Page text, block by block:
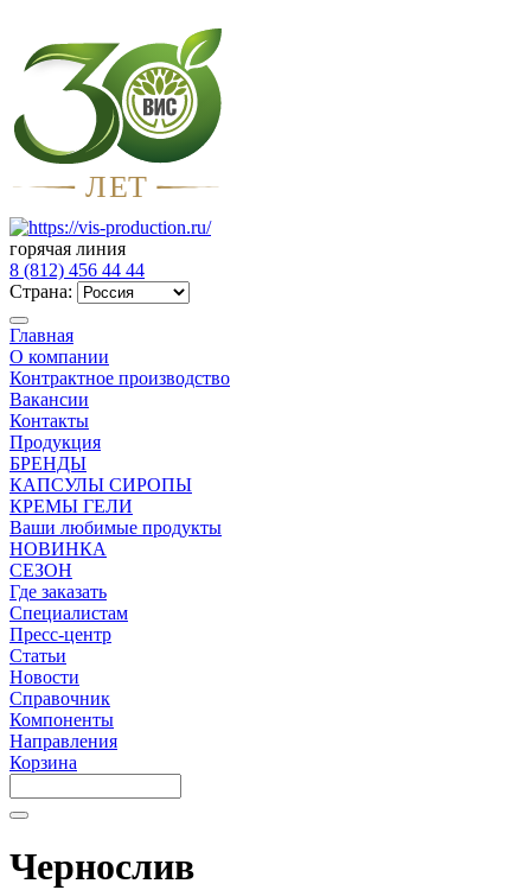
ЛЕТ
горячая линия
8 (812) 456 44 44
Страна:
Главная
О компании
Контрактное производство
Вакансии
Контакты
Продукция
БРЕНДЫ
КАПСУЛЫ СИРОПЫ
КРЕМЫ ГЕЛИ
Ваши любимые продукты
НОВИНКА
СЕЗОН
Где заказать
Специалистам
Пресс-центр
Статьи
Новости
Справочник
Компоненты
Направления
Корзина
Чернослив